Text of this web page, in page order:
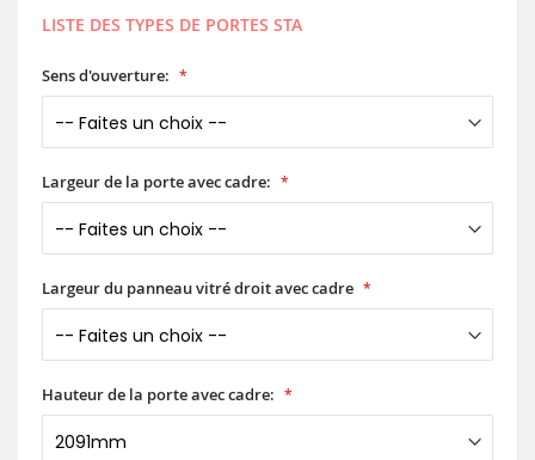
LISTE DES TYPES DE PORTES STA
Sens d'ouverture:
Largeur de la porte avec cadre:
Largeur du panneau vitré droit avec cadre
Hauteur de la porte avec cadre: